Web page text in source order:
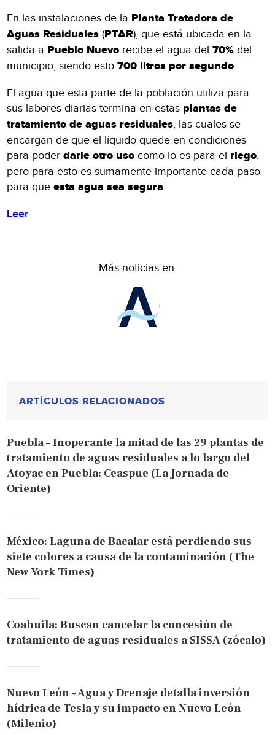
En las instalaciones de la Planta Tratadora de
Aguas Residuales (PTAR), que está ubicada en la
salida a Pueblo Nuevo recibe el agua del70% del
municipio, siendo esto700 litros por segundo.
El agua que esta parte de la población utiliza para
sus labores diarias termina en estas plantas de
tratamiento de aguas residuales, las cuales se
encargan de que el líquido quede en condiciones
para poderdarle otro uso como lo es para el riego,
pero para esto es sumamente importante cada paso
para queesta agua sea segura.
Leer
Más noticias en:
ARTÍCULOS RELACIONADOS
Puebla – Inoperante la mitad de las 29 plantas de
tratamiento de aguas residuales a lo largo del
Atoyac en Puebla: Ceaspue (La Jornada de
Oriente)
México: Laguna de Bacalar está perdiendo sus
siete colores a causa de la contaminación (The
New York Times)
Coahuila: Buscan cancelar la concesión de
tratamiento de aguas residuales a SISSA (zócalo)
Nuevo León – Agua y Drenaje detalla inversión
hídrica de Tesla y su impacto en Nuevo León
(Milenio)